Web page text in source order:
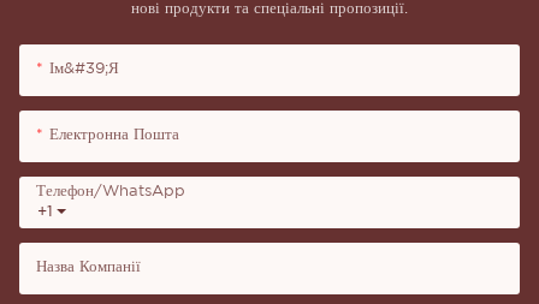
нові продукти та спеціальні пропозиції.
Ім&#39;я
Електронна Пошта
+1
Телефон/WhatsApp
Назва Компанії